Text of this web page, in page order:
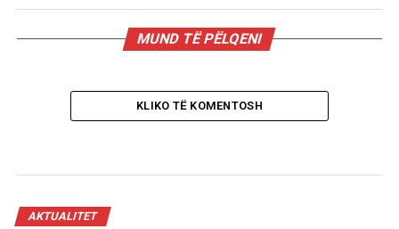
MUND TË PËLQENI
KLIKO TË KOMENTOSH
AKTUALITET